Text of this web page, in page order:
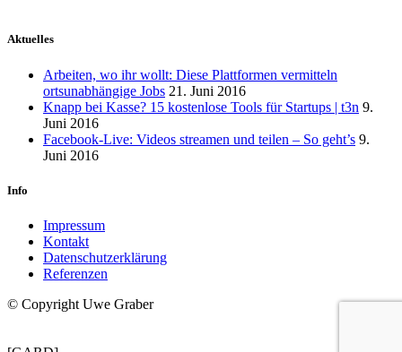
Aktuelles
Arbeiten, wo ihr wollt: Diese Plattformen vermitteln
ortsunabhängige Jobs 21. Juni 2016
Knapp bei Kasse? 15 kostenlose Tools für Startups | t3n 9.
Juni 2016
Facebook-Live: Videos streamen und teilen – So geht’s 9.
Juni 2016
Info
Impressum
Kontakt
Datenschutzerklärung
Referenzen
© Copyright Uwe Graber